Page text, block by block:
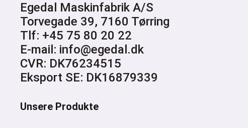
Egedal Maskinfabrik A/S
Torvegade 39, 7160 Tørring
Tlf: +45 75 80 20 22
E-mail: info@egedal.dk
CVR: DK76234515
Eksport SE: DK16879339
Unsere Produkte